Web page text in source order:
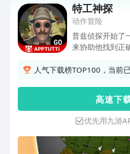
特工神探
动作冒险
普兹侦探开始了
来协助他找到正
的关卡 - 极佳的
人气下载榜TOP100，当前
高 速 下
优先用九游